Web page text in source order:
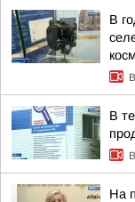
В
В
На